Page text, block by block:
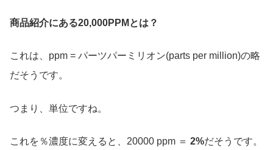
商品紹介にある20,000PPMとは？
これは、ppm = パーツパーミリオン(parts per million)の略
だそうです。
つまり、単位ですね。
これを％濃度に変えると、20000 ppm ＝ 2%だそうです。